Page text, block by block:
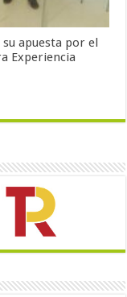
apuesta por el
Experiencia